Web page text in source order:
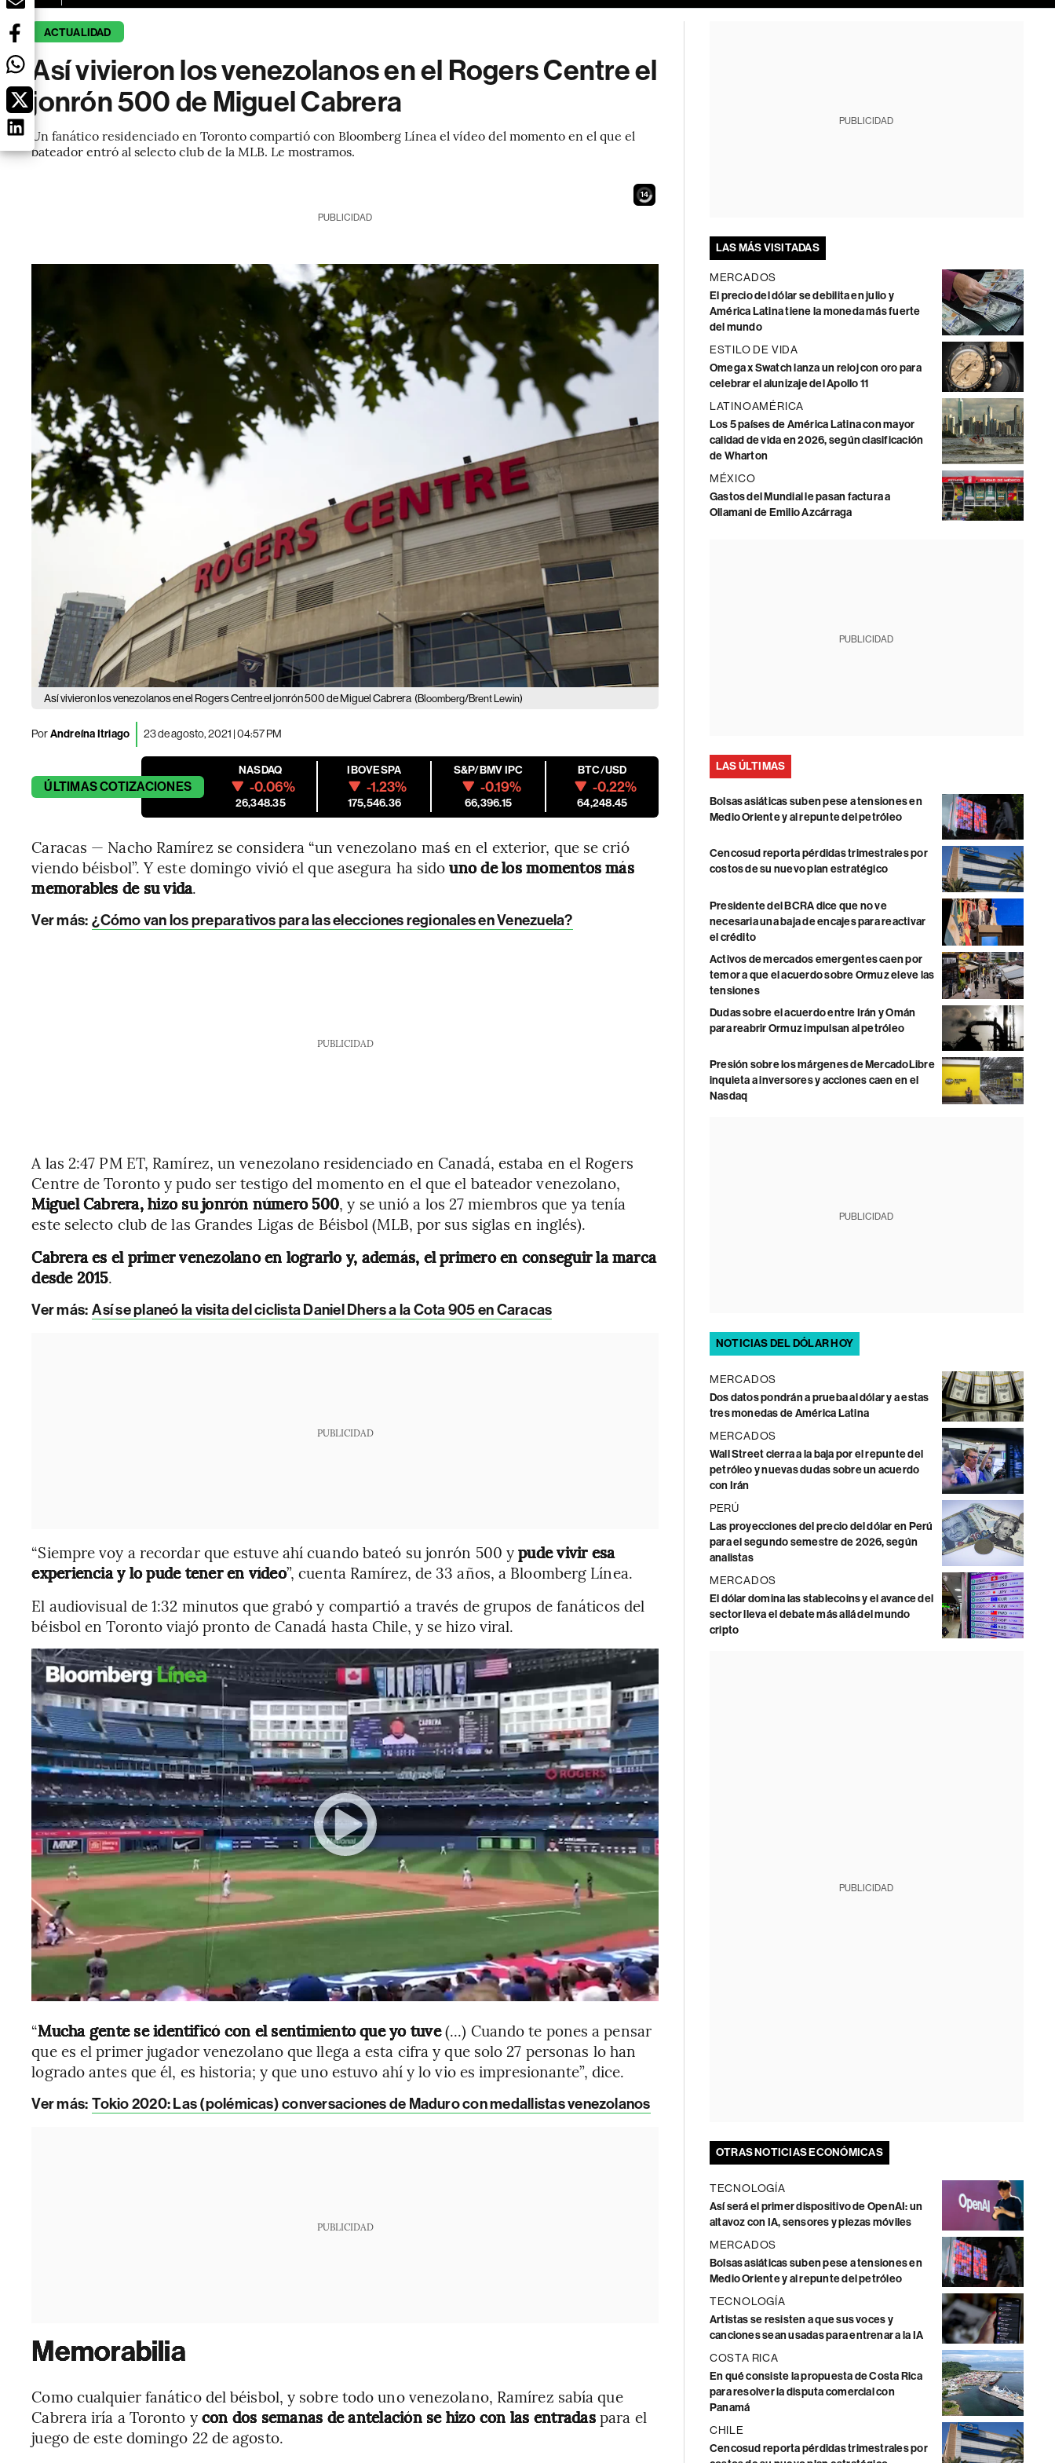
ACTUALIDAD
Así vivieron los venezolanos en el Rogers Centre el
jonrón 500 de Miguel Cabrera
Un fanático residenciado en Toronto compartió con Bloomberg Línea el vídeo del momento en el que el
bateador entró al selecto club de la MLB. Le mostramos.
12
PUBLICIDAD
Así vivieron los venezolanos en el Rogers Centre el jonrón 500 de Miguel Cabrera (Bloomberg/Brent Lewin)
PorAndreína Itriago 23 de agosto, 2021 | 04:57 PM
ÚLTIMASCOTIZACIONES
NASDAQ
-0.06%
26,348.35
IBOVESPA
-1.23%
175,546.36
S&P/BMV IPC
-0.19%
66,396.15
BTC/USD
-0.22%
64,248.45
Caracas — Nacho Ramírez se considera “un venezolano maś en el exterior, que se crió
viendo béisbol”. Y este domingo vivió el que asegura ha sidouno de los momentos más
memorables de su vida.
Ver más: ¿Cómo van los preparativos para las elecciones regionales en Venezuela?
PUBLICIDAD
A las 2:47 PM ET, Ramírez, un venezolano residenciado en Canadá, estaba en el Rogers
Centre de Toronto y pudo ser testigo del momento en el que el bateador venezolano,
Miguel Cabrera, hizo su jonrón número 500, y se unió a los 27 miembros que ya tenía
este selecto club de las Grandes Ligas de Béisbol (MLB, por sus siglas en inglés).
Cabrera es el primer venezolano en lograrlo y, además, el primero en conseguir la marca
desde 2015.
Ver más: Así se planeó la visita del ciclista Daniel Dhers a la Cota 905 en Caracas
PUBLICIDAD
“Siempre voy a recordar que estuve ahí cuando bateó su jonrón 500 ypude vivir esa
experiencia y lo pude tener en vídeo”, cuenta Ramírez, de 33 años, a Bloomberg Línea.
El audiovisual de 1:32 minutos que grabó y compartió a través de grupos de fanáticos del
béisbol en Toronto viajó pronto de Canadá hasta Chile, y se hizo viral.
“Mucha gente se identificó con el sentimiento que yo tuve(...) Cuando te pones a pensar
que es el primer jugador venezolano que llega a esta cifra y que solo 27 personas lo han
logrado antes que él, es historia; y que uno estuvo ahí y lo vio es impresionante”, dice.
Ver más: Tokio 2020: Las (polémicas) conversaciones de Maduro con medallistas venezolanos
PUBLICIDAD
Memorabilia
Como cualquier fanático del béisbol, y sobre todo uno venezolano, Ramírez sabía que
Cabrera iría a Toronto ycon dos semanas de antelación se hizo con las entradaspara el
juego de este domingo 22 de agosto.
PUBLICIDAD
LAS MÁS VISITADAS
MERCADOS
El precio del dólar se debilita en julio y
América Latina tiene la moneda más fuerte
del mundo
ESTILO DE VIDA
Omega x Swatch lanza un reloj con oro para
celebrar el alunizaje del Apollo 11
LATINOAMÉRICA
Los 5 países de América Latina con mayor
calidad de vida en 2026, según clasificación
de Wharton
MÉXICO
Gastos del Mundial le pasan factura a
Ollamani de Emilio Azcárraga
PUBLICIDAD
LAS ÚLTIMAS
Bolsas asiáticas suben pese a tensiones en
Medio Oriente y al repunte del petróleo
Cencosud reporta pérdidas trimestrales por
costos de su nuevo plan estratégico
Presidente del BCRA dice que no ve
necesaria una baja de encajes para reactivar
el crédito
Activos de mercados emergentes caen por
temor a que el acuerdo sobre Ormuz eleve las
tensiones
Dudas sobre el acuerdo entre Irán y Omán
para reabrir Ormuz impulsan al petróleo
Presión sobre los márgenes de MercadoLibre
inquieta a inversores y acciones caen en el
Nasdaq
PUBLICIDAD
NOTICIAS DEL DÓLAR HOY
MERCADOS
Dos datos pondrán a prueba al dólar y a estas
tres monedas de América Latina
MERCADOS
Wall Street cierra a la baja por el repunte del
petróleo y nuevas dudas sobre un acuerdo
con Irán
PERÚ
Las proyecciones del precio del dólar en Perú
para el segundo semestre de 2026, según
analistas
MERCADOS
El dólar domina las stablecoins y el avance del
sector lleva el debate más allá del mundo
cripto
PUBLICIDAD
OTRAS NOTICIAS ECONÓMICAS
TECNOLOGÍA
Así será el primer dispositivo de OpenAI: un
altavoz con IA, sensores y piezas móviles
MERCADOS
Bolsas asiáticas suben pese a tensiones en
Medio Oriente y al repunte del petróleo
TECNOLOGÍA
Artistas se resisten a que sus voces y
canciones sean usadas para entrenar a la IA
COSTA RICA
En qué consiste la propuesta de Costa Rica
para resolver la disputa comercial con
Panamá
CHILE
Cencosud reporta pérdidas trimestrales por